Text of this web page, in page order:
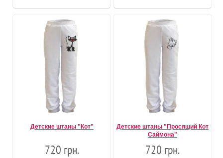
Детские штаны "Кот"
720 грн.
Детские штаны "Просящий Кот
Саймона"
720 грн.